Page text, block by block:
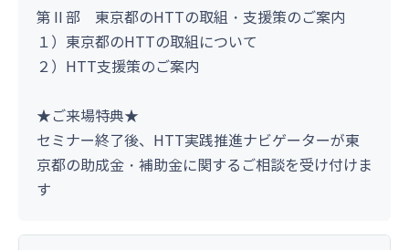
第Ⅱ部 東京都のHTTの取組・支援策のご案内
１）東京都のHTTの取組について
２）HTT支援策のご案内
★ご来場特典★
セミナー終了後、HTT実践推進ナビゲーターが東
京都の助成金・補助金に関するご相談を受け付けま
す